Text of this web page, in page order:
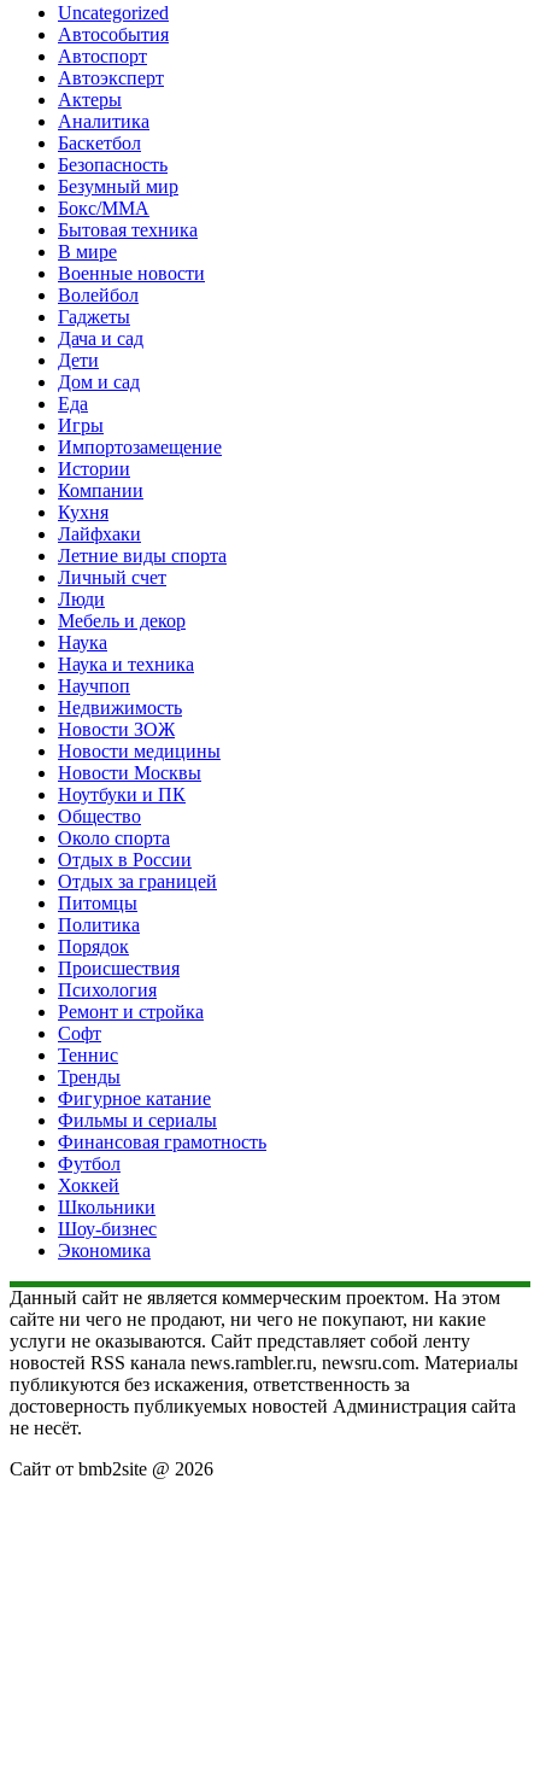
Uncategorized
Автособытия
Автоспорт
Автоэксперт
Актеры
Аналитика
Баскетбол
Безопасность
Безумный мир
Бокс/MMA
Бытовая техника
В мире
Военные новости
Волейбол
Гаджеты
Дача и сад
Дети
Дом и сад
Еда
Игры
Импортозамещение
Истории
Компании
Кухня
Лайфхаки
Летние виды спорта
Личный счет
Люди
Мебель и декор
Наука
Наука и техника
Научпоп
Недвижимость
Новости ЗОЖ
Новости медицины
Новости Москвы
Ноутбуки и ПК
Общество
Около спорта
Отдых в России
Отдых за границей
Питомцы
Политика
Порядок
Происшествия
Психология
Ремонт и стройка
Софт
Теннис
Тренды
Фигурное катание
Фильмы и сериалы
Финансовая грамотность
Футбол
Хоккей
Школьники
Шоу-бизнес
Экономика
Данный сайт не является коммерческим проектом. На этом
сайте ни чего не продают, ни чего не покупают, ни какие
услуги не оказываются. Сайт представляет собой ленту
новостей RSS канала news.rambler.ru, newsru.com. Материалы
публикуются без искажения, ответственность за
достоверность публикуемых новостей Администрация сайта
не несёт.
Сайт от bmb2site @ 2026